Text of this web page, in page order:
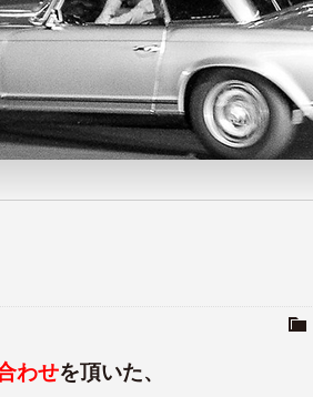
わせを頂いた、